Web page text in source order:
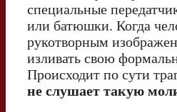
специальные
или батюшки. Когда
рукотворным
изливать свою
Происходит по сути
не слушает такую